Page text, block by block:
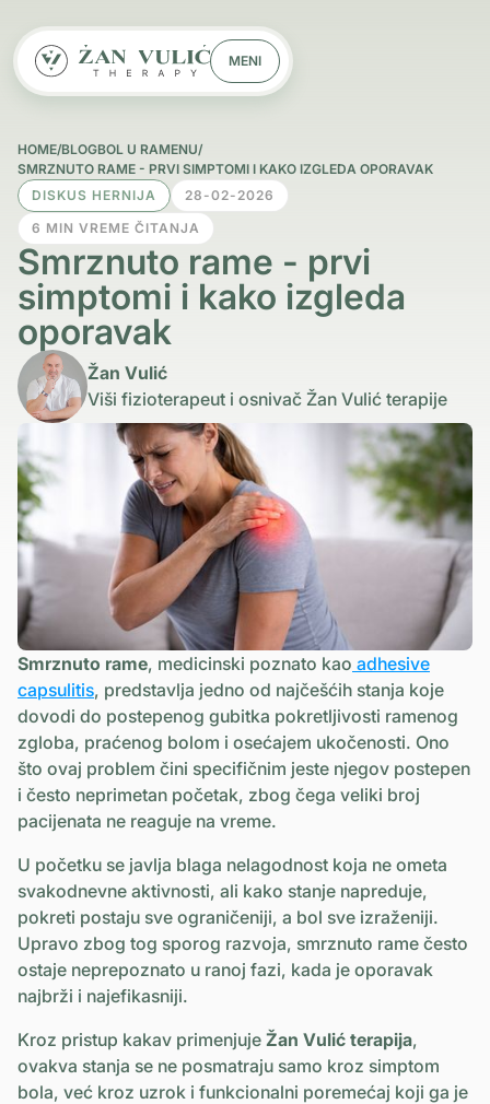
MENI
HOME/BLOGBOL U RAMENU/
SMRZNUTO RAME - PRVI SIMPTOMI I KAKO IZGLEDA OPORAVAK
DISKUS HERNIJA
28-02-2026
6 MIN VREME ČITANJA
Smrznuto rame - prvi
simptomi i kako izgleda
oporavak
Žan Vulić
Viši fizioterapeut i osnivač Žan Vulić terapije
Smrznuto rame, medicinski poznato kao adhesive
capsulitis, predstavlja jedno od najčešćih stanja koje
dovodi do postepenog gubitka pokretljivosti ramenog
zgloba, praćenog bolom i osećajem ukočenosti. Ono
što ovaj problem čini specifičnim jeste njegov postepen
i često neprimetan početak, zbog čega veliki broj
pacijenata ne reaguje na vreme.
U početku se javlja blaga nelagodnost koja ne ometa
svakodnevne aktivnosti, ali kako stanje napreduje,
pokreti postaju sve ograničeniji, a bol sve izraženiji.
Upravo zbog tog sporog razvoja, smrznuto rame često
ostaje neprepoznato u ranoj fazi, kada je oporavak
najbrži i najefikasniji.
Kroz pristup kakav primenjuje Žan Vulić terapija,
ovakva stanja se ne posmatraju samo kroz simptom
bola, već kroz uzrok i funkcionalni poremećaj koji ga je